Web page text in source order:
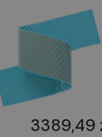
3389,49